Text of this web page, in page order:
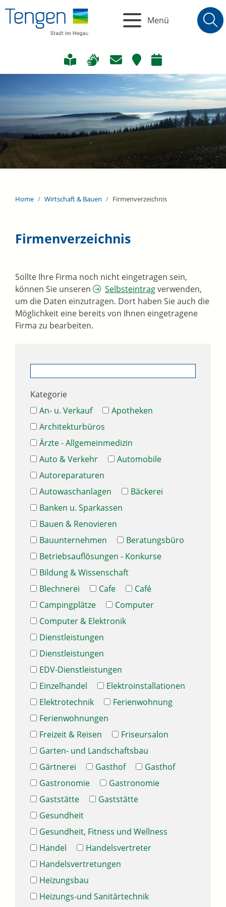
Menü
Home Wirtschaft & Bauen Firmenverzeichnis
Firmenverzeichnis
Sollte Ihre Firma noch nicht eingetragen sein,
können Sie unseren
Selbsteintragverwenden,
um die Daten einzutragen. Dort haben Sie auch die
Möglichkeit eine bereits von Ihnen eingetragene
Firma zu bearbeiten.
Kategorie
An- u. Verkauf
Apotheken
Architekturbüros
Ärzte - Allgemeinmedizin
Auto & Verkehr
Automobile
Autoreparaturen
Autowaschanlagen
Bäckerei
Banken u. Sparkassen
Bauen & Renovieren
Bauunternehmen
Beratungsbüro
Betriebsauflösungen - Konkurse
Bildung & Wissenschaft
Blechnerei
Cafe
Café
Campingplätze
Computer
Computer & Elektronik
Dienstleistungen
Dienstleistungen
EDV-Dienstleistungen
Einzelhandel
Elektroinstallationen
Elektrotechnik
Ferienwohnung
Ferienwohnungen
Freizeit & Reisen
Friseursalon
Garten- und Landschaftsbau
Gärtnerei
Gasthof
Gasthof
Gastronomie
Gastronomie
Gaststätte
Gaststätte
Gesundheit
Gesundheit, Fitness und Wellness
Handel
Handelsvertreter
Handelsvertretungen
Heizungsbau
Heizungs-und Sanitärtechnik